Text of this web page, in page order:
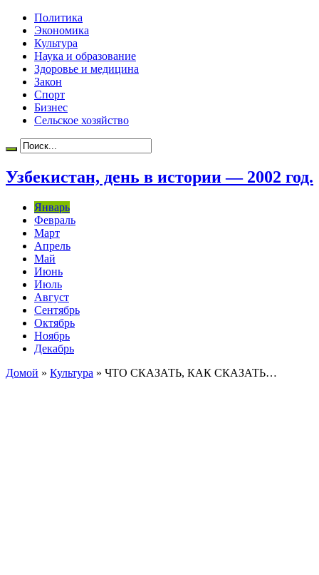
Политика
Экономика
Культура
Наука и образование
Здоровье и медицина
Закон
Спорт
Бизнес
Сельское хозяйство
Узбекистан, день в истории — 2002 год.
Январь
Февраль
Март
Апрель
Май
Июнь
Июль
Август
Сентябрь
Октябрь
Ноябрь
Декабрь
Домой » Культура » ЧТО СКАЗАТЬ, КАК СКАЗАТЬ…